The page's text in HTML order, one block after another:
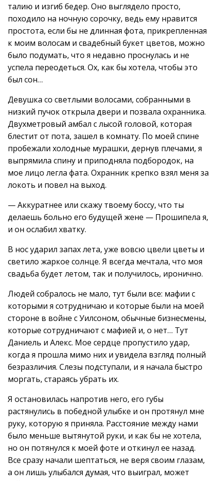
талию и изгиб бедер. Оно выглядело просто,
походило на ночную сорочку, ведь ему нравится
простота, если бы не длинная фота, прикрепленная
к моим волосам и свадебный букет цветов, можно
было подумать, что я недавно проснулась и не
успела переодеться. Ох, как бы хотела, чтобы это
был сон…
Девушка со светлыми волосами, собранными в
низкий пучок открыла двери и позвала охранника.
Двухметровый амбал с лысой головой, которая
блестит от пота, зашел в комнату. По моей спине
пробежали холодные мурашки, дернув плечами, я
выпрямила спину и приподняла подбородок, на
мое лицо легла фата. Охранник крепко взял меня за
локоть и повел на выход.
— Аккуратнее или скажу твоему боссу, что ты
делаешь больно его будущей жене — Прошипела я,
и он ослабил хватку.
В нос ударил запах лета, уже вовсю цвели цветы и
светило жаркое солнце. Я всегда мечтала, что моя
свадьба будет летом, так и получилось, иронично.
Людей собралось не мало, тут были все: мафии с
которыми я сотрудничаю и которые были на моей
стороне в войне с Уилсоном, обычные бизнесмены,
которые сотрудничают с мафией и, о нет… Тут
Даниель и Алекс. Мое сердце пропустило удар,
когда я прошла мимо них и увидела взгляд полный
безразличия. Слезы подступали, и я начала быстро
моргать, стараясь убрать их.
Я остановилась напротив него, его губы
растянулись в победной улыбке и он протянул мне
руку, которую я приняла. Расстояние между нами
было меньше вытянутой руки, и как бы не хотела,
но он потянулся к моей фоте и откинул ее назад.
Все сразу начали шептаться, не веря своим глазам,
а он лишь улыбался думая, что выиграл, может